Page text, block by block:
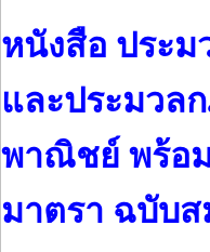
หนังสือ ประ
และประมวล
พาณิชย์ พร้อ
มาตรา ฉบับ